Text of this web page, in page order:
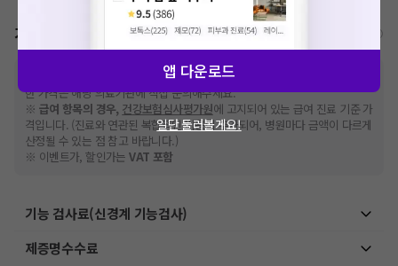
가격표 비급여/급여 진료란?
추가비용 등으로 실제 가격과 상이할 수 있으니, 정확
한 가격은 해당 의료기관에 직접 문의해주세요.
※ 급여 항목의 경우, 건강보험심사평가원에 고지되어 있는 급여 진료 기준 가
격입니다. (진료와 연관된 복합적인 비용이 추가되어, 병원마다 금액이 다르게
산정될 수 있는 점 참고 바랍니다.)
※ 이벤트가, 할인가는VAT 포함
기능 검사료(신경계 기능검사)
제증명수수료
앱 다운로드
일단 둘러볼게요!